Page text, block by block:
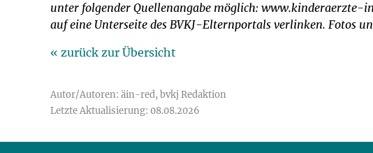
unter folgender Quellenangabe möglich: www.kinderaerzte-
auf eine Unterseite des BVKJ-Elternportals verlinken. Fotos
« zurück zur Übersicht
Autor/Autoren: äin-red, bvkj Redaktion
Letzte Aktualisierung: 08.08.2026